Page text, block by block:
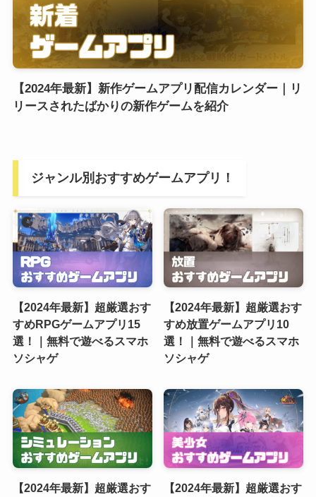
【2024年最新】新作ゲームアプリ配信カレンダー｜リ
リースされたばかりの新作ゲームを紹介
ジャンル別おすすめゲームアプリ！
【2024年最新】超厳選おす
すめRPGゲームアプリ15
選！｜無料で遊べるスマホ
ソシャゲ
【2024年最新】超厳選おす
すめ放置ゲームアプリ10
選！｜無料で遊べるスマホ
ソシャゲ
【2024年最新】超厳選おす
【2024年最新】超厳選おす